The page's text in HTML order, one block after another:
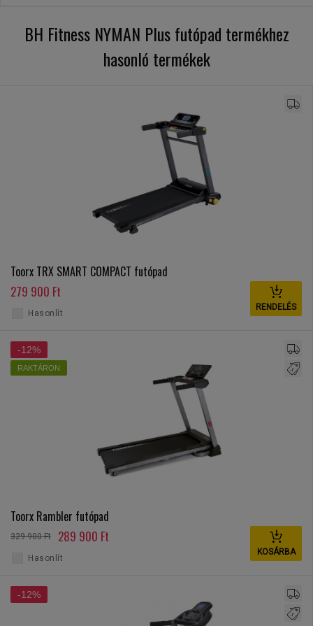
BH Fitness NYMAN Plus futópad termékhez
hasonló termékek
Toorx TRX SMART COMPACT futópad
279 900 Ft
RENDELÉS
Hasonlít
-12%
RAKTÁRON
Toorx Rambler futópad
329 900 Ft 289 900 Ft
KOSÁRBA
Hasonlít
-12%